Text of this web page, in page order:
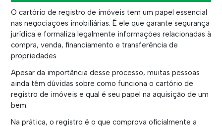
O cartório de registro de imóveis tem um papel essencial
nas negociações imobiliárias. É ele que garante segurança
jurídica e formaliza legalmente informações relacionadas à
compra, venda, financiamento e transferência de
propriedades.
Apesar da importância desse processo, muitas pessoas
ainda têm dúvidas sobre como funciona o cartório de
registro de imóveis e qual é seu papel na aquisição de um
bem.
Na prática, o registro é o que comprova oficialmente a